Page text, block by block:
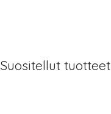
Suositellut tuotteet